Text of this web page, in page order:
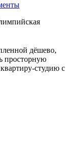
дёшево,
просторную
студию с